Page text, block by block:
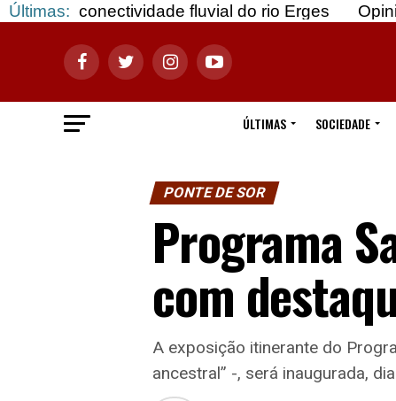
Últimas: fluvial do rio Erges Opinião: Gozar
ÚLTIMAS
SOCIEDADE
PONTE DE SOR
Programa
com
A exposição itinerante do
ancestral” -, será inaugurada,